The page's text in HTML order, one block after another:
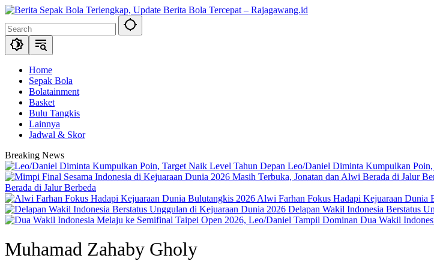
Skip
content
Home
Sepak Bola
Bolatainment
Basket
Bulu Tangkis
Lainnya
Jadwal & Skor
Breaking News
Leo/Daniel Diminta Kumpulkan
Berada di Jalur Berbeda
Alwi Farhan Fokus Hadapi Kejuaraan Dunia
Delapan Wakil Indonesia Berstatus
Dua Wakil
Muhamad Zahaby Gholy